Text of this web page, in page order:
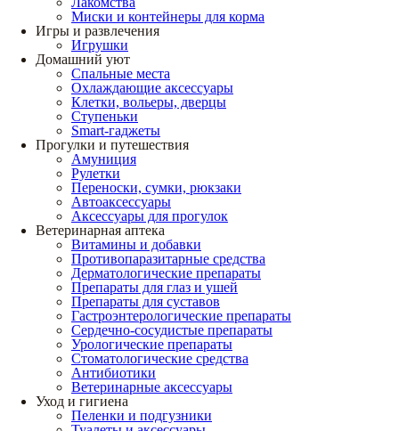
Миски и контейнеры для корма
Игры и развлечения
Игрушки
Домашний уют
Спальные места
Охлаждающие аксессуары
Клетки, вольеры, дверцы
Ступеньки
Smart-гаджеты
Прогулки и путешествия
Амуниция
Рулетки
Переноски, сумки, рюкзаки
Автоаксессуары
Аксессуары для прогулок
Ветеринарная аптека
Витамины и добавки
Противопаразитарные средства
Дерматологические препараты
Препараты для глаз и ушей
Препараты для суставов
Гастроэнтерологические препараты
Сердечно-сосудистые препараты
Урологические препараты
Стоматологические средства
Антибиотики
Ветеринарные аксессуары
Уход и гигиена
Пеленки и подгузники